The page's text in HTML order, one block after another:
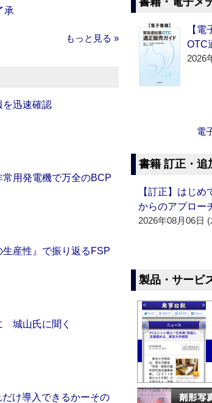
承
もっと見る »
を迅速確認
用発電機で万全のBCP
生産性』で振り返るFSP
城山氏に聞く
け導入できるかーその
【
OTC
2026
電
書籍 訂正・追
【訂正】はじ
からのアプロー
2026年08月06日 (
製品・サービ